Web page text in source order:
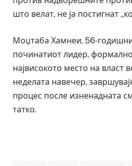
што велат, не ја постигнат
Моџтаба Хамнеи,
починатиот лидер,
највисокото место на власт
неделата навечер,
процес после изненадната
татко.